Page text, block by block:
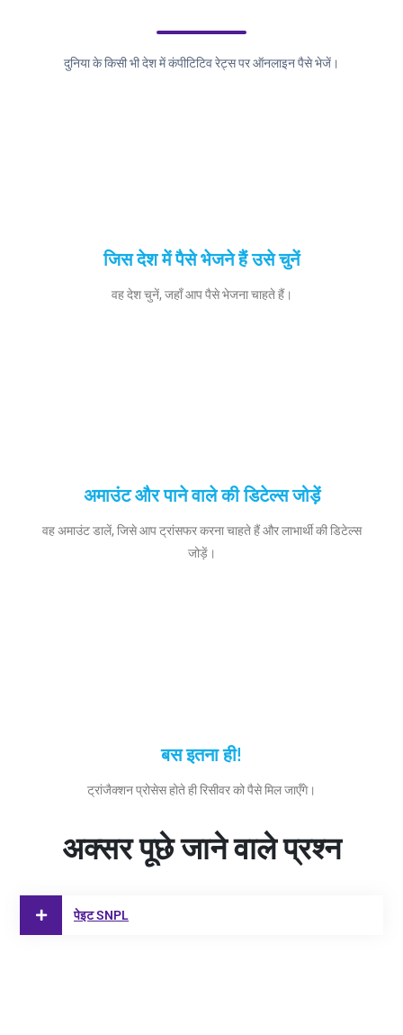
दुनिया के किसी भी देश में कंपीटिटिव रेट्स पर ऑनलाइन पैसे भेजें।
जिस देश में पैसे भेजने हैं उसे चुनें
वह देश चुनें, जहाँ आप पैसे भेजना चाहते हैं।
अमाउंट और पाने वाले की डिटेल्स जोड़ें
वह अमाउंट डालें, जिसे आप ट्रांसफर करना चाहते हैं और लाभार्थी की डिटेल्स
जोड़ें।
बस इतना ही!
ट्रांजैक्शन प्रोसेस होते ही रिसीवर को पैसे मिल जाएँगे।
अक्सर पूछे जाने वाले प्रश्न
पेइट SNPL